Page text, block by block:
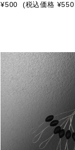
¥500 (税込価格 ¥550